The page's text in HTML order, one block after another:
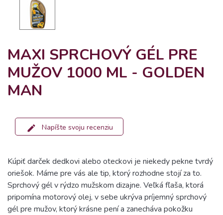
MAXI SPRCHOVÝ GÉL PRE
MUŽOV 1000 ML - GOLDEN
MAN
Napíšte svoju recenziu
Kúpiť darček dedkovi alebo oteckovi je niekedy pekne tvrdý
oriešok. Máme pre vás ale tip, ktorý rozhodne stojí za to.
Sprchový gél v rýdzo mužskom dizajne. Veľká fľaša, ktorá
pripomína motorový olej, v sebe ukrýva príjemný sprchový
gél pre mužov, ktorý krásne pení a zanecháva pokožku